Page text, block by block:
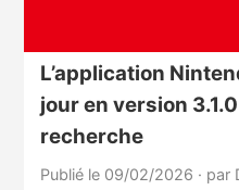
L’application
jour en version
recherche
Publié le 09/02/2026 · par